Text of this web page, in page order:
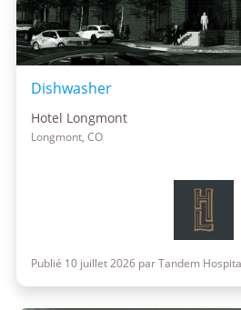
Dishwasher
Hotel Longmont
Longmont, CO
Publié 10 juillet 2026 par Tandem